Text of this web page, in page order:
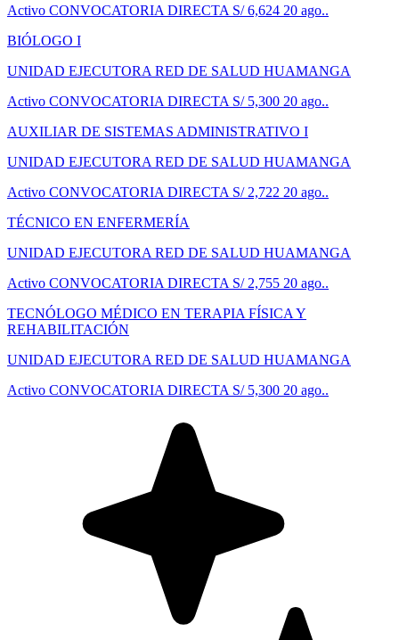
Activo CONVOCATORIA DIRECTA S/ 6,624 20 ago..
BIÓLOGO I
UNIDAD EJECUTORA RED DE SALUD HUAMANGA
Activo CONVOCATORIA DIRECTA S/ 5,300 20 ago..
AUXILIAR DE SISTEMAS ADMINISTRATIVO I
UNIDAD EJECUTORA RED DE SALUD HUAMANGA
Activo CONVOCATORIA DIRECTA S/ 2,722 20 ago..
TÉCNICO EN ENFERMERÍA
UNIDAD EJECUTORA RED DE SALUD HUAMANGA
Activo CONVOCATORIA DIRECTA S/ 2,755 20 ago..
TECNÓLOGO MÉDICO EN TERAPIA FÍSICA Y
REHABILITACIÓN
UNIDAD EJECUTORA RED DE SALUD HUAMANGA
Activo CONVOCATORIA DIRECTA S/ 5,300 20 ago..